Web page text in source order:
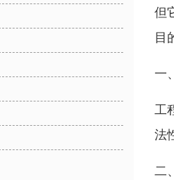
但
目
一
工
法
二